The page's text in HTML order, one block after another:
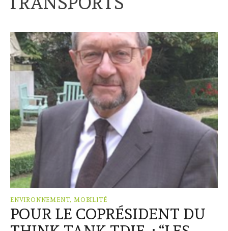
ENVIRONNEMENT, MOBILITÉ
POUR LE COPRÉSIDENT DU